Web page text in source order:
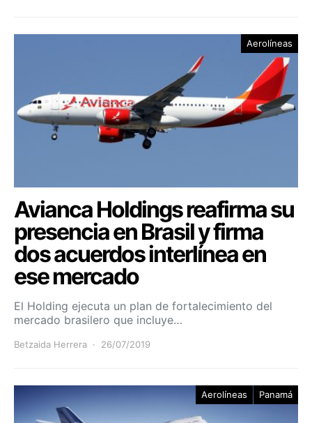
Aerolíneas
Avianca Holdings reafirma su
presencia en Brasil y firma
dos acuerdos interlínea en
ese mercado
El Holding ejecuta un plan de fortalecimiento del
mercado brasilero que incluye…
Betzaida Herrera 26/07/2019
Aerolíneas Panamá